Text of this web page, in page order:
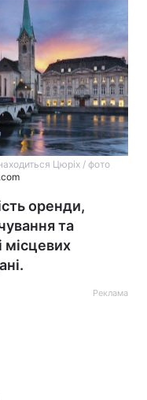
Цюріх / фото
оренди,
та
місцевих
Реклама